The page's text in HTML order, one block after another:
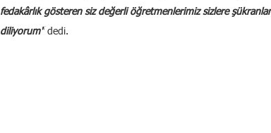
fedakârlık gösteren siz değerli öğretmenlerimiz sizlere
diliyorum" dedi.